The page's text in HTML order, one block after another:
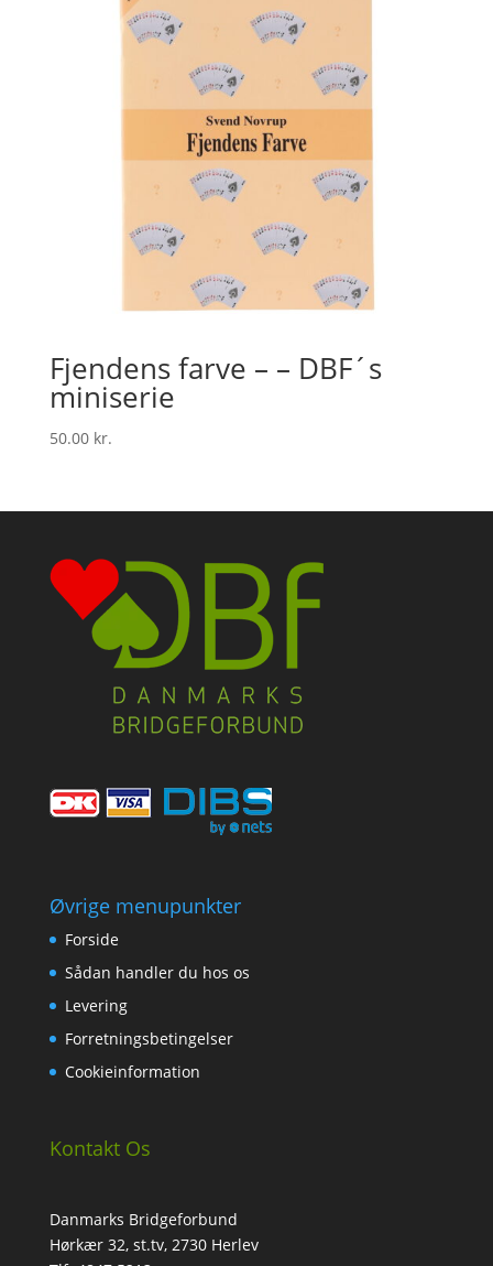
Fjendens farve – – DBF´s
miniserie
50.00 kr.
Øvrige menupunkter
Forside
Sådan handler du hos os
Levering
Forretningsbetingelser
Cookieinformation
Kontakt Os
Danmarks Bridgeforbund
Hørkær 32, st.tv, 2730 Herlev